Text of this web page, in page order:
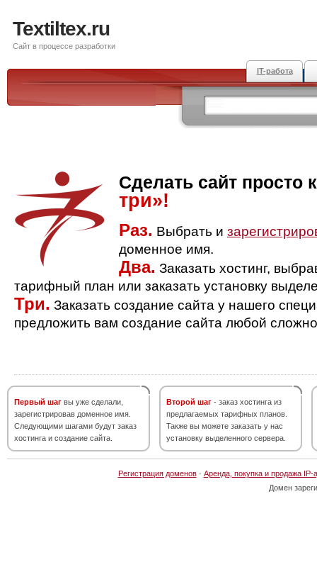
Textiltex.ru
Сайт в процессе разработки
IT-работа
Сделать сайт просто
три»!
Раз. Выбрать и
доменное имя.
Два. Заказать хостинг,
тарифный план или заказать установку
Три. Заказать создание сайта у нашего
предложить вам создание сайта любой
Первый шаг вы уже сделали,
зарегистрировав доменное имя.
Следующими шагами будут заказ
хостинга и создание сайта.
Второй шаг - заказ хостинга из
предлагаемых тарифных планов.
Также вы можете заказать у нас
установку выделенного сервера.
Регистрация доменов· Аренда, покупка и продажа IP-
Домен